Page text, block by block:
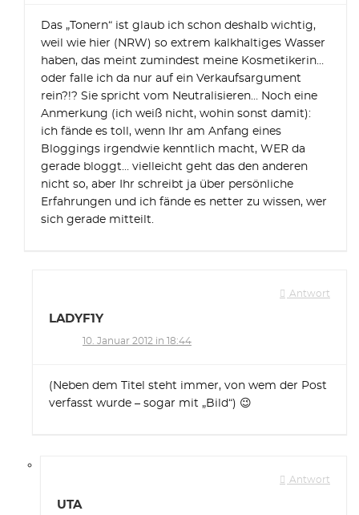
Das „Tonern“ ist glaub ich schon deshalb wichtig,
weil wie hier (NRW) so extrem kalkhaltiges Wasser
haben, das meint zumindest meine Kosmetikerin…
oder falle ich da nur auf ein Verkaufsargument
rein?!? Sie spricht vom Neutralisieren… Noch eine
Anmerkung (ich weiß nicht, wohin sonst damit):
ich fände es toll, wenn Ihr am Anfang eines
Bloggings irgendwie kenntlich macht, WER da
gerade bloggt… vielleicht geht das den anderen
nicht so, aber Ihr schreibt ja über persönliche
Erfahrungen und ich fände es netter zu wissen, wer
sich gerade mitteilt.
Antwort
LADYF1Y
10. Januar 2012 in 18:44
(Neben dem Titel steht immer, von wem der Post
verfasst wurde – sogar mit „Bild“) 😉
Antwort
UTA